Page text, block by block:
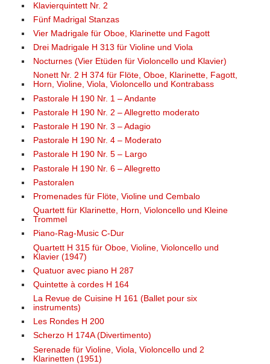
Klavierquintett Nr. 2
Fünf Madrigal Stanzas
Vier Madrigale für Oboe, Klarinette und Fagott
Drei Madrigale H 313 für Violine und Viola
Nocturnes (Vier Etüden für Violoncello und Klavier)
Nonett Nr. 2 H 374 für Flöte, Oboe, Klarinette, Fagott,
Horn, Violine, Viola, Violoncello und Kontrabass
Pastorale H 190 Nr. 1 – Andante
Pastorale H 190 Nr. 2 – Allegretto moderato
Pastorale H 190 Nr. 3 – Adagio
Pastorale H 190 Nr. 4 – Moderato
Pastorale H 190 Nr. 5 – Largo
Pastorale H 190 Nr. 6 – Allegretto
Pastoralen
Promenades für Flöte, Violine und Cembalo
Quartett für Klarinette, Horn, Violoncello und Kleine
Trommel
Piano-Rag-Music C-Dur
Quartett H 315 für Oboe, Violine, Violoncello und
Klavier (1947)
Quatuor avec piano H 287
Quintette à cordes H 164
La Revue de Cuisine H 161 (Ballet pour six
instruments)
Les Rondes H 200
Scherzo H 174A (Divertimento)
Serenade für Violine, Viola, Violoncello und 2
Klarinetten (1951)